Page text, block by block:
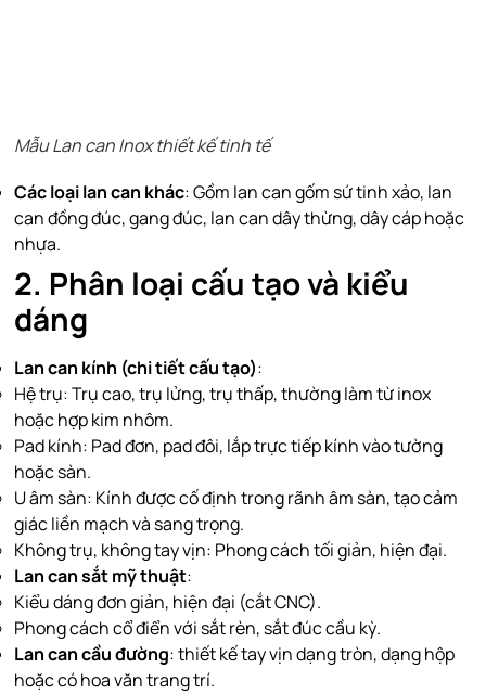
Mẫu Lan can Inox thiết kế tinh tế
Các loại lan can khác: Gồm lan can gốm sứ tinh xảo, lan
can đồng đúc, gang đúc, lan can dây thừng, dây cáp hoặc
nhựa.
2. Phân loại cấu tạo và kiểu
dáng
Lan can kính (chi tiết cấu tạo):
Hệ trụ: Trụ cao, trụ lửng, trụ thấp, thường làm từ inox
hoặc hợp kim nhôm.
Pad kính: Pad đơn, pad đôi, lắp trực tiếp kính vào tường
hoặc sàn.
U âm sàn: Kính được cố định trong rãnh âm sàn, tạo cảm
giác liền mạch và sang trọng.
Không trụ, không tay vịn: Phong cách tối giản, hiện đại.
Lan can sắt mỹ thuật:
Kiểu dáng đơn giản, hiện đại (cắt CNC).
Phong cách cổ điển với sắt rèn, sắt đúc cầu kỳ.
Lan can cầu đường: thiết kế tay vịn dạng tròn, dạng hộp
hoặc có hoa văn trang trí.